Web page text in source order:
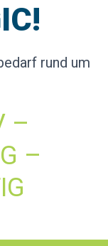
rund um
–
–